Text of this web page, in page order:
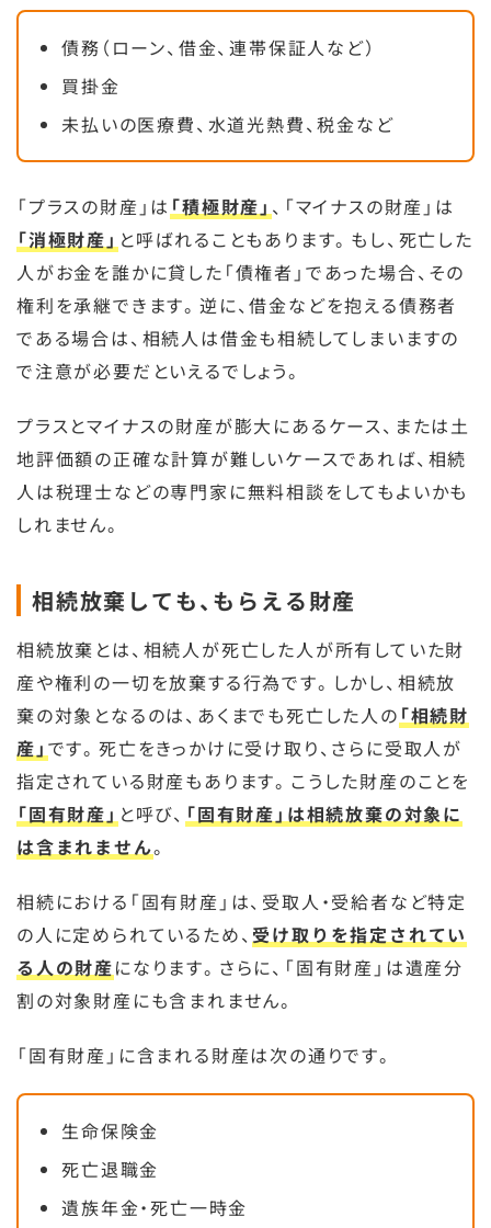
債務（ローン、借金、連帯保証人など）
買掛金
未払いの医療費、水道光熱費、税金など
「プラスの財産」は 「積極財産」 、「マイナスの財産」は
「消極財産」 と呼ばれることもあります。もし、死亡した
人がお金を誰かに貸した「債権者」であった場合、その
権利を承継できます。逆に、借金などを抱える債務者
である場合は、相続人は借金も相続してしまいますの
で注意が必要だといえるでしょう。
プラスとマイナスの財産が膨大にあるケース、または土
地評価額の正確な計算が難しいケースであれば、相続
人は税理士などの専門家に無料相談をしてもよいかも
しれません。
相続放棄しても、もらえる財産
相続放棄とは、相続人が死亡した人が所有していた財
産や権利の一切を放棄する行為です。しかし、相続放
棄の対象となるのは、あくまでも死亡した人の 「相続財
産」 です。死亡をきっかけに受け取り、さらに受取人が
指定されている財産もあります。こうした財産のことを
「固有財産」 と呼び、 「固有財産」は相続放棄の対象に
は含まれません。
相続における「固有財産」は、受取人・受給者など特定
の人に定められているため、 受け取りを指定されてい
る人の財産になります。さらに、「固有財産」は遺産分
割の対象財産にも含まれません。
「固有財産」に含まれる財産は次の通りです。
生命保険金
死亡退職金
遺族年金・死亡一時金